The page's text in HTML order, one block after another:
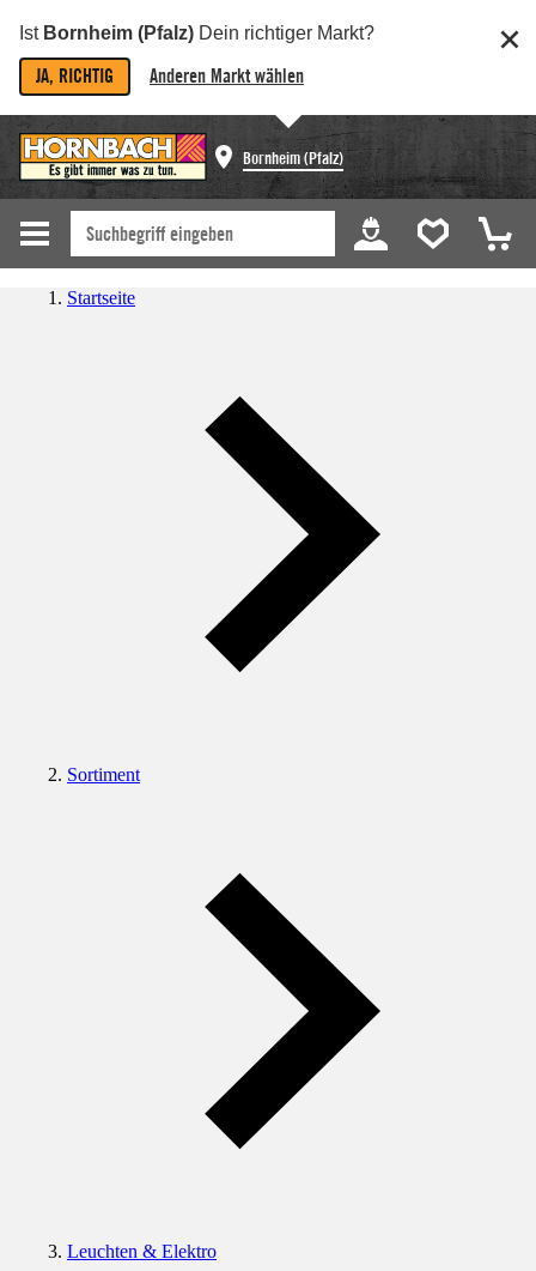
Ist Bornheim (Pfalz) Dein richtiger Markt?
JA, RICHTIG Anderen Markt wählen
Bornheim (Pfalz)
Startseite
Sortiment
Leuchten & Elektro